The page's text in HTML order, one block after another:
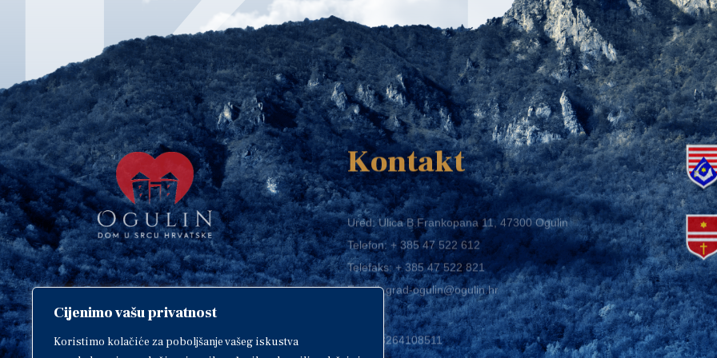
Cijenimo vašu privatnost
Koristimo kolačiće za poboljšanje vašeg iskustva
Copyright © 2018. Grad Ogulin,
sva prava pridržana.
Kontakt
Ured: Ulica B.Frankopana 11, 47300 Ogulin
Telefon:+ 385 47 522 612
Telefaks:+ 385 47 522 821
E-mail:grad-ogulin@ogulin.hr
OIB: 58264108511
IBAN: HR1424020061829700009